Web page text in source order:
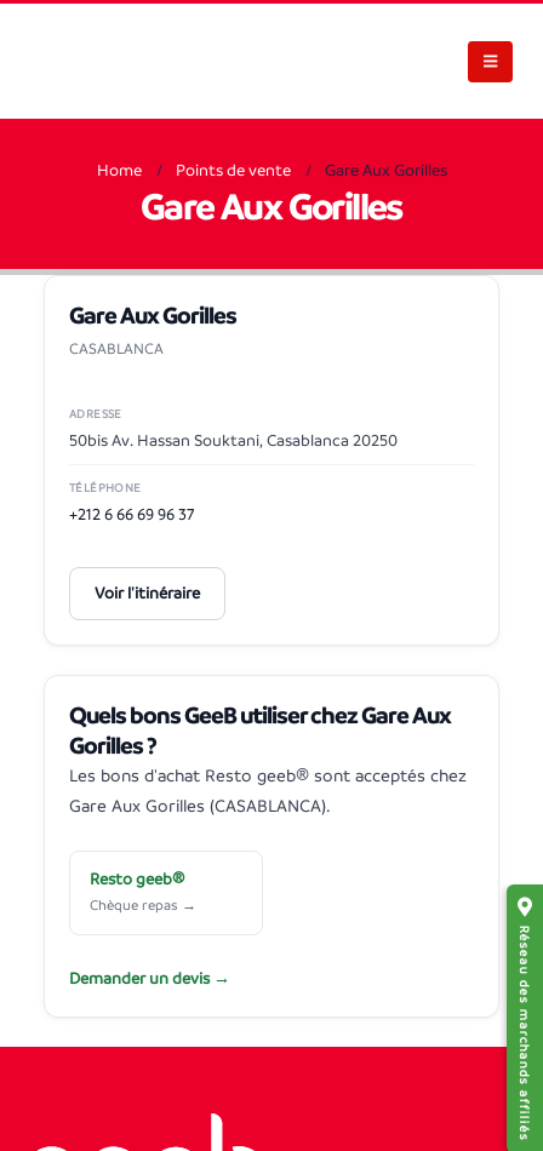
Réseau des marchands affiliés
Home Points de vente Gare Aux Gorilles
Gare Aux Gorilles
Gare Aux Gorilles
CASABLANCA
ADRESSE
50bis Av. Hassan Souktani, Casablanca 20250
TÉLÉPHONE
+212 6 66 69 96 37
Voir l'itinéraire
Quels bons GeeB utiliser chez Gare Aux
Gorilles ?
Les bons d'achat Resto geeb® sont acceptés chez
Gare Aux Gorilles (CASABLANCA).
Resto geeb®
Chèque repas →
Demander un devis →